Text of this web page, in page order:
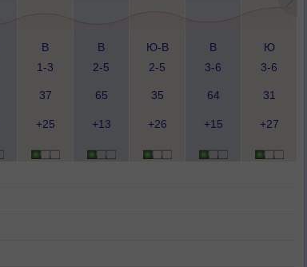
В
1-3
В
2-5
Ю-В
2-5
В
3-6
Ю
3-6
37 65 35 64 31
+25 +13 +26 +15 +27